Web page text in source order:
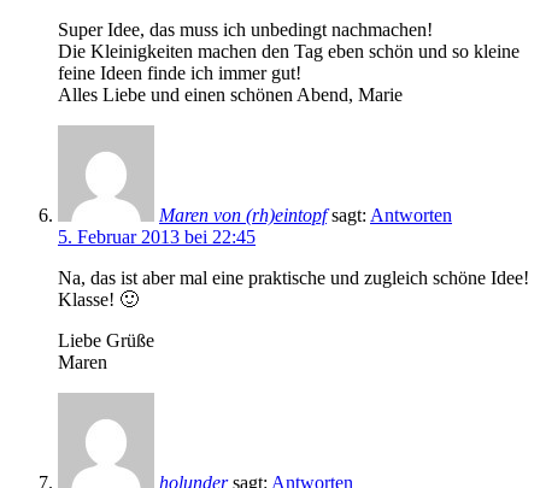
Super Idee, das muss ich unbedingt nachmachen!
Die Kleinigkeiten machen den Tag eben schön und so kleine
feine Ideen finde ich immer gut!
Alles Liebe und einen schönen Abend, Marie
Maren von (rh)eintopf sagt: Antworten
5. Februar 2013 bei 22:45
Na, das ist aber mal eine praktische und zugleich schöne Idee!
Klasse! 🙂
Liebe Grüße
Maren
holunder sagt: Antworten